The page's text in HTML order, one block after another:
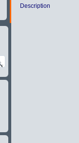
Description